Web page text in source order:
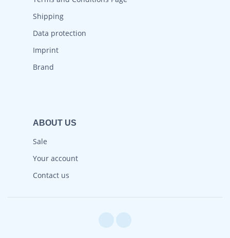
Shipping
Data protection
Imprint
Brand
ABOUT US
Sale
Your account
Contact us